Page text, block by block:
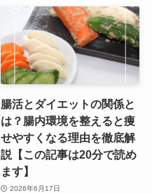
腸活とダイエットの関係と
は？腸内環境を整えると痩
せやすくなる理由を徹底解
説【この記事は20分で読め
ます】
2026年6月17日